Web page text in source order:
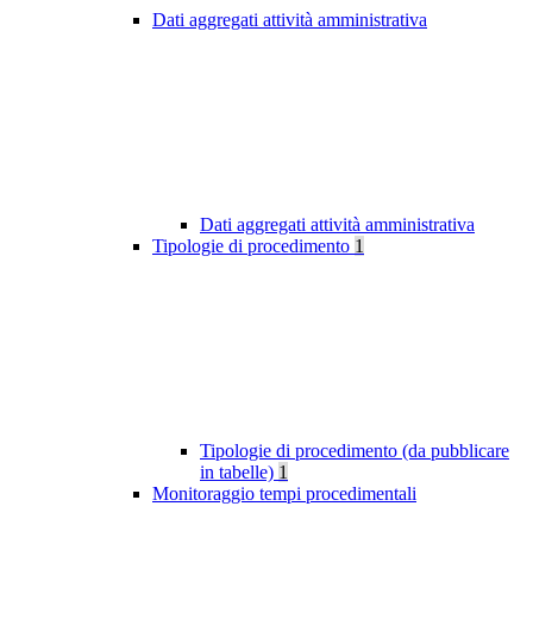
Dati aggregati attività amministrativa
Dati aggregati attività amministrativa
Tipologie di procedimento 1
Tipologie di procedimento (da pubblicare
in tabelle) 1
Monitoraggio tempi procedimentali